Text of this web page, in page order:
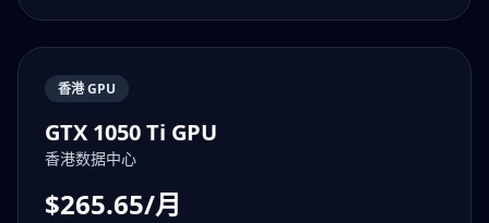
香港 GPU
GTX 1050 Ti GPU
香港数据中心
$265.65/月